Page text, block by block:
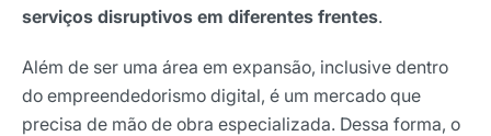
serviços disruptivos em diferentes frentes.
Além de ser uma área em expansão, inclusive dentro
do empreendedorismo digital, é um mercado que
precisa de mão de obra especializada. Dessa forma, o
Receba os melhores insights da Locaweb
digital que valem a leitura.
Nome